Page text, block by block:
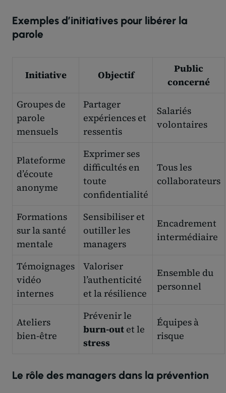
Exemples d’initiatives pour libérer la
parole
Initiative Objectif
Public
concerné
Groupes de
parole
mensuels
Partager
expériences et
ressentis
Salariés
volontaires
Plateforme
d’écoute
anonyme
Exprimer ses
difficultés en
toute
confidentialité
Tous les
collaborateurs
Formations
sur la santé
mentale
Sensibiliser et
outiller les
managers
Encadrement
intermédiaire
Témoignages
vidéo
internes
Valoriser
l’authenticité
et la résilience
Ensemble du
personnel
Ateliers
bien-être
Prévenir le
burn-out et le
stress
Équipes à
risque
Le rôle des managers dans la prévention